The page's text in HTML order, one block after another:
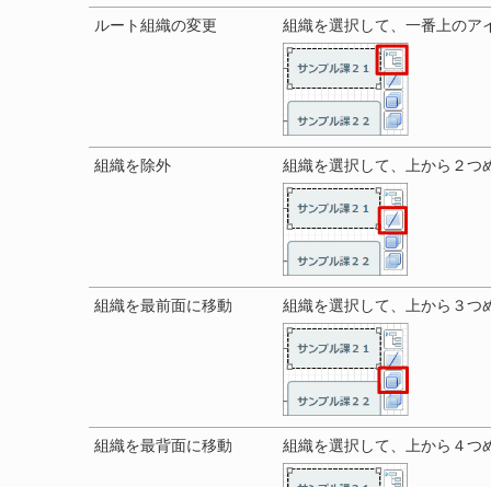
ルート組織の変更 組織を選択して、一番上のア
組織を除外 組織を選択して、上から２つ
組織を最前面に移動 組織を選択して、上から３つ
組織を最背面に移動 組織を選択して、上から４つ